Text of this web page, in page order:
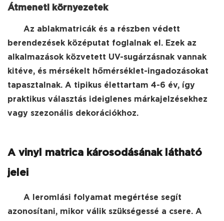
Átmeneti környezetek
Az ablakmatricák és a részben védett
berendezések középutat foglalnak el. Ezek az
alkalmazások közvetett UV-sugárzásnak vannak
kitéve, és mérsékelt hőmérséklet-ingadozásokat
tapasztalnak. A tipikus élettartam 4-6 év, így
praktikus választás ideiglenes márkajelzésekhez
vagy szezonális dekorációkhoz.
A vinyl matrica károsodásának látható
jelei
A leromlási folyamat megértése segít
azonosítani, mikor válik szükségessé a csere. A